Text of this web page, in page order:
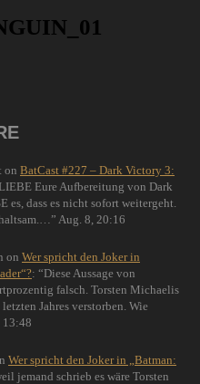
on BatCast #227 – Dark Victory 3:
Eure Aufbereitung von Dark
es, dass es nicht sofort weitergeht.
” Aug. 8, 20:16
on Wer spricht den Joker in
: “Diese Aussage von
falsch. Torsten Michaelis
Jahres verstorben. Wie
13:48
Wer spricht den Joker in „Batman:
jemand schrieb es wäre Torsten